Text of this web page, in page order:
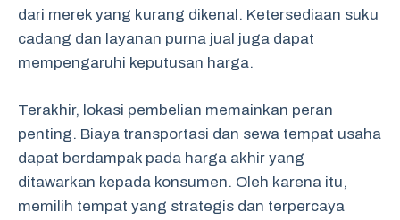
dari merek yang kurang dikenal. Ketersediaan suku
cadang dan layanan purna jual juga dapat
mempengaruhi keputusan harga.
Terakhir, lokasi pembelian memainkan peran
penting. Biaya transportasi dan sewa tempat usaha
dapat berdampak pada harga akhir yang
ditawarkan kepada konsumen. Oleh karena itu,
memilih tempat yang strategis dan terpercaya